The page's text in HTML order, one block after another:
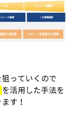
っていくので
を活用した手法を
す！